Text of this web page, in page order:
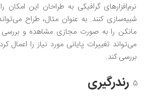
نرم‌افزار‌های گرافیکی به طراحان این
شبیه‌سازی کنند. به عنوان مثال، طراح
مانکن را به صورت مجازی مشاهده و بررسی
می‌تواند تغییرات پایانی مورد نیاز را اعمال
بررسی کند.
رندرگیری